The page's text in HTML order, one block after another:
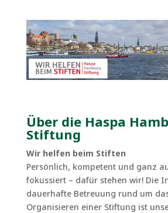
Über die Haspa
Stiftung
Wir helfen beim Stiften
Persönlich, kompetent und ganz
fokussiert – dafür stehen wir! Die
dauerhafte Betreuung rund um
Organisieren einer Stiftung ist